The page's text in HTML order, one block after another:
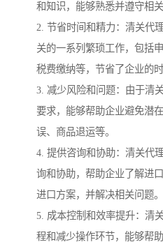
和知识，能够熟悉并遵守相
2. 节省时间和精力：清关代
关的一系列繁琐工作，包括
税费缴纳等，节省了企业的时
3. 减少风险和问题：由于清
要求，能够帮助企业避免潜
误、商品退运等。
4. 提供咨询和协助：清关代
询和协助，帮助企业了解进
进口方案，并解决相关问题。
5. 成本控制和效率提升：清
程和减少操作环节，能够帮